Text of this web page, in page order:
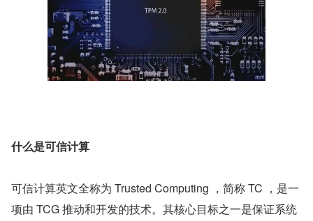
什么是可信计算
可信计算英文全称为 Trusted Computing ，简称 TC ，是一
项由 TCG 推动和开发的技术。其核心目标之一是保证系统